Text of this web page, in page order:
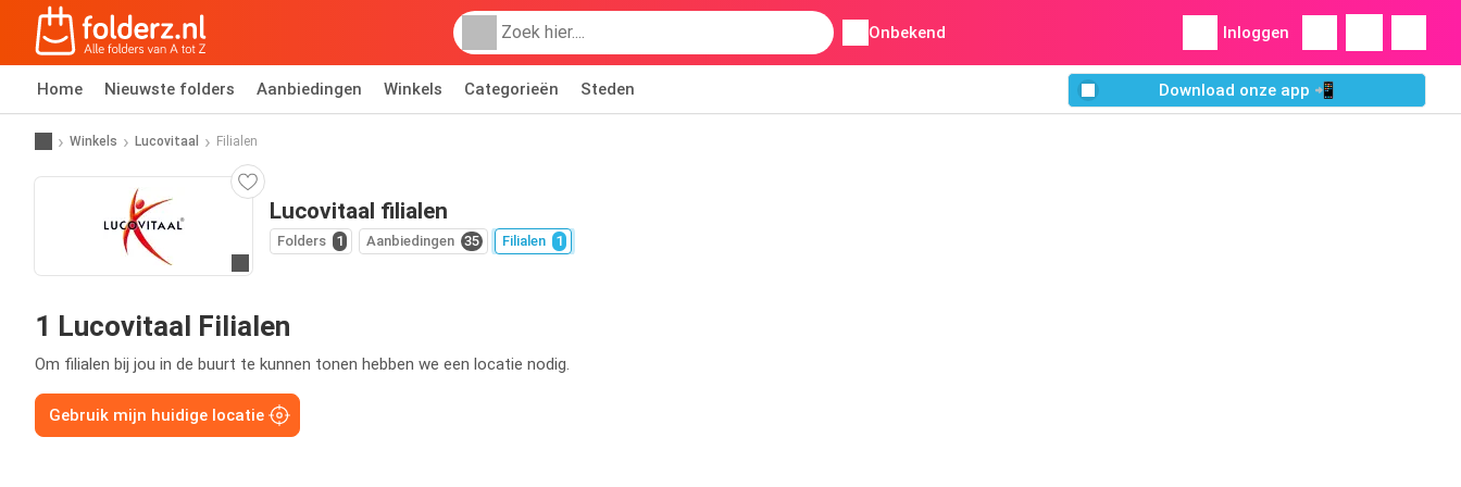
Onbekend Inloggen
Home Nieuwste folders Aanbiedingen Winkels Categorieën Steden Download onze app 📲
Winkels Lucovitaal Filialen
Lucovitaal filialen
Folders 1 Aanbiedingen 35 Filialen 1
1 Lucovitaal Filialen
Om filialen bij jou in de buurt te kunnen tonen hebben we een locatie nodig.
Gebruik mijn huidige locatie